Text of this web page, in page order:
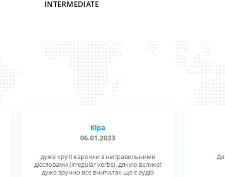
INTERMEDIATE
дуже круті карочки з неправильними
дієсловами (irregular verbs). дякую велике!
дуже зручно все вчити,так ще є аудіо
Дякую, у вас